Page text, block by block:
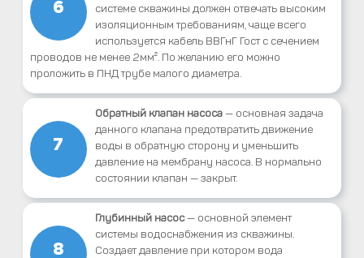
6
системе скважины должен отвечать высоким
изоляционным требованиям, чаще всего
используется кабель ВВГнГ Гост с сечением
проводов не менее 2мм². По желанию его можно
проложить в ПНД трубе малого диаметра.
7
Обратный клапан насоса— основная задача
данного клапана предотвратить движение
воды в обратную сторону и уменьшить
давление на мембрану насоса. В нормально
состоянии клапан — закрыт.
8
Глубинный насос— основной элемент
системы водоснабжения из скважины.
Создает давление при котором вода